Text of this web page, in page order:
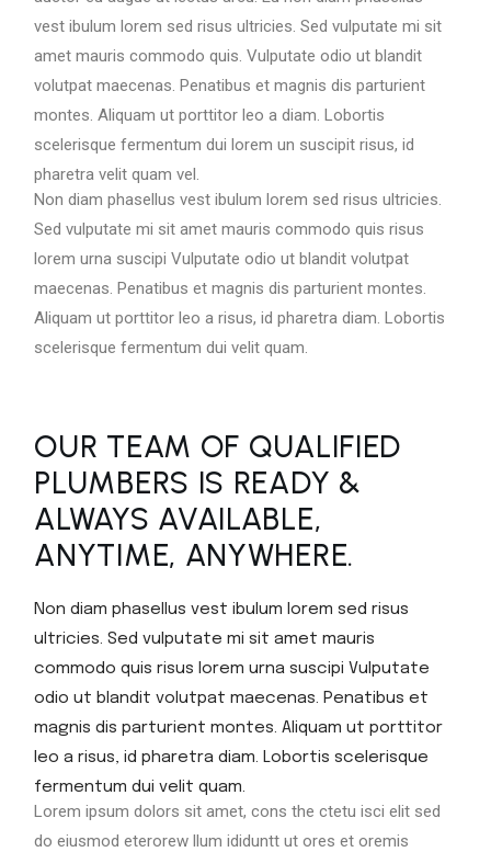
vest ibulum lorem sed risus ultricies. Sed vulputate mi sit
amet mauris commodo quis. Vulputate odio ut blandit
volutpat maecenas. Penatibus et magnis dis parturient
montes. Aliquam ut porttitor leo a diam. Lobortis
scelerisque fermentum dui lorem un suscipit risus, id
pharetra velit quam vel.
Non diam phasellus vest ibulum lorem sed risus ultricies.
Sed vulputate mi sit amet mauris commodo quis risus
lorem urna suscipi Vulputate odio ut blandit volutpat
maecenas. Penatibus et magnis dis parturient montes.
Aliquam ut porttitor leo a risus, id pharetra diam. Lobortis
scelerisque fermentum dui velit quam.
OUR TEAM OF QUALIFIED
PLUMBERS IS READY &
ALWAYS AVAILABLE,
ANYTIME, ANYWHERE.
Non diam phasellus vest ibulum lorem sed risus
ultricies. Sed vulputate mi sit amet mauris
commodo quis risus lorem urna suscipi Vulputate
odio ut blandit volutpat maecenas. Penatibus et
magnis dis parturient montes. Aliquam ut porttitor
leo a risus, id pharetra diam. Lobortis scelerisque
fermentum dui velit quam.
Lorem ipsum dolors sit amet, cons the ctetu isci elit sed
do eiusmod eterorew llum ididuntt ut ores et oremis